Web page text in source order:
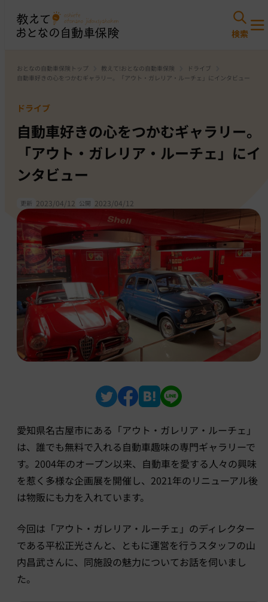
おとなの自動車保険トップ 教えて!おとなの自動車保険
ドライブ
自動車好きの心をつかむギャラリー。「アウト・ガレリア・ルーチェ」にインタビュー
ドライブ
自動車好きの心をつかむギャラリー。
「アウト・ガレリア・ルーチェ」にイ
ンタビュー
更新 2023/04/12 公開 2023/04/12
愛知県名古屋市にある「アウト・ガレリア・ルーチェ」
は、誰でも無料で入れる自動車趣味の専門ギャラリーで
す。2004年のオープン以来、自動車を愛する人々の興味
を惹く多様な企画展を開催し、2021年のリニューアル後
は物販にも力を入れています。
今回は「アウト・ガレリア・ルーチェ」のディレクター
である平松正光さんと、ともに運営を行うスタッフの山
内昌武さんに、同施設の魅力についてお話を伺いまし
た。